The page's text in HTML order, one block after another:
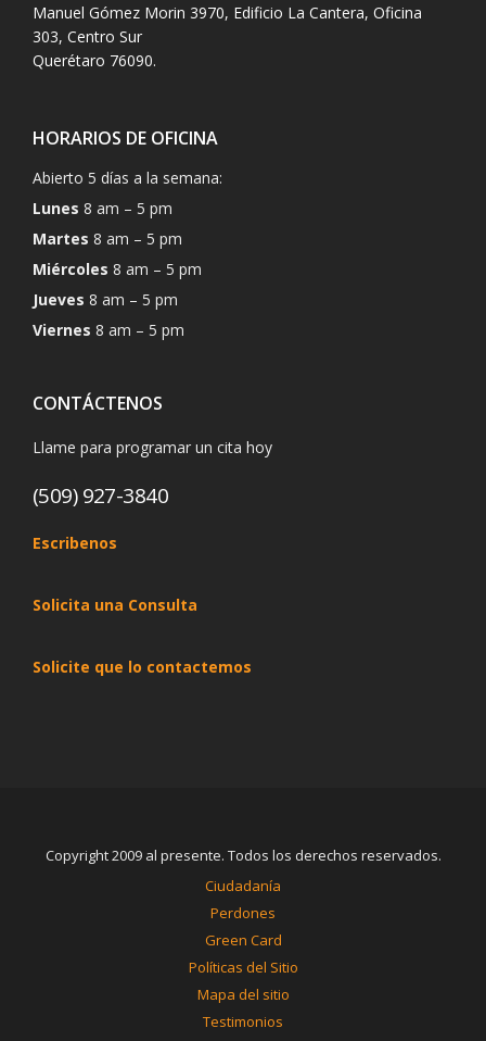
Manuel Gómez Morin 3970, Edificio La Cantera, Oficina
303, Centro Sur
Querétaro 76090.
HORARIOS DE OFICINA
Abierto 5 días a la semana:
Lunes 8 am – 5 pm
Martes 8 am – 5 pm
Miércoles 8 am – 5 pm
Jueves 8 am – 5 pm
Viernes 8 am – 5 pm
CONTÁCTENOS
Llame para programar un cita hoy
(509) 927-3840
Escribenos
Solicita una Consulta
Solicite que lo contactemos
Copyright 2009 al presente. Todos los derechos reservados.
Ciudadanía
Perdones
Green Card
Políticas del Sitio
Mapa del sitio
Testimonios